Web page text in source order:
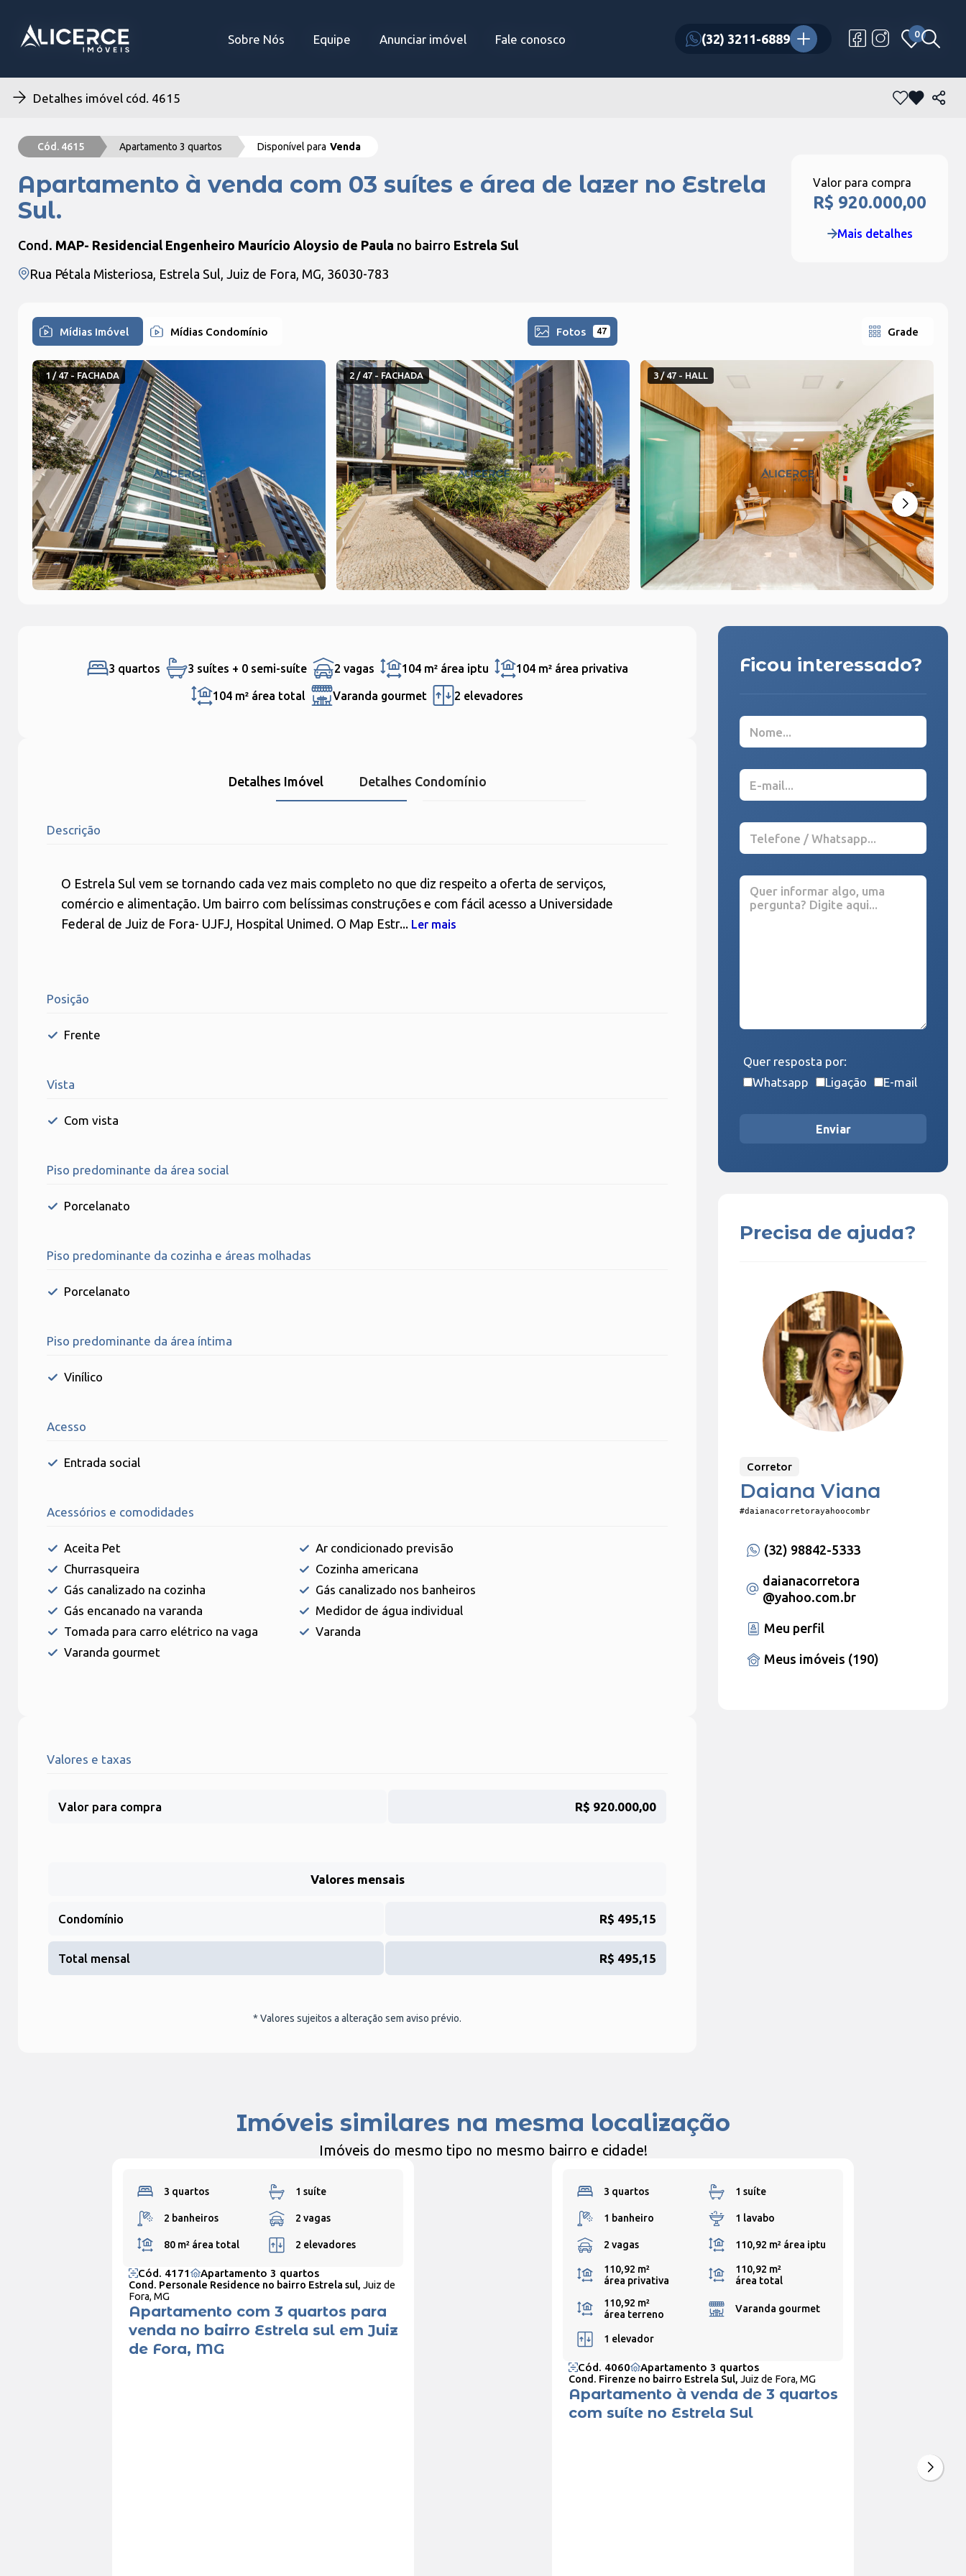
Sobre Nós Equipe Anunciar imóvel Fale conosco (32) 3211-6889 0
Sobre Nós Equipe Anunciar imóvel Fale conosco (32) 3211-6889 0
Detalhes imóvel cód. 4615
Cód. 4615 Apartamento 3 quartos Disponível para Venda
Apartamento à venda com 03 suítes e área de lazer no Estrela
Sul.
Cond. MAP- Residencial Engenheiro Maurício Aloysio de Paula no bairro Estrela Sul
Rua Pétala Misteriosa, Estrela Sul, Juiz de Fora, MG, 36030-783
Valor para compra
R$ 920.000,00
Mais detalhes
Mídias Imóvel Mídias Condomínio Fotos 47 Grade
1 / 47 - FACHADA 2 / 47 - FACHADA 3 / 47 - HALL
3 quartos 3 suítes + 0 semi-suíte 2 vagas 104 m² área iptu 104 m² área privativa
104 m² área total Varanda gourmet 2 elevadores
Detalhes Imóvel Detalhes Condomínio
Descrição
O Estrela Sul vem se tornando cada vez mais completo no que diz respeito a oferta de serviços,
comércio e alimentação. Um bairro com belíssimas construções e com fácil acesso a Universidade
Federal de Juiz de Fora- UJFJ, Hospital Unimed. O Map Estr... Ler mais
Posição
Frente
Vista
Com vista
Piso predominante da área social
Porcelanato
Piso predominante da cozinha e áreas molhadas
Porcelanato
Piso predominante da área íntima
Vinílico
Acesso
Entrada social
Acessórios e comodidades
Aceita Pet
Ar condicionado previsão
Churrasqueira
Cozinha americana
Gás canalizado na cozinha
Gás canalizado nos banheiros
Gás encanado na varanda
Medidor de água individual
Tomada para carro elétrico na vaga
Varanda
Varanda gourmet
Valores e taxas
Valor para compra R$ 920.000,00
Valores mensais
Condomínio R$ 495,15
Total mensal R$ 495,15
* Valores sujeitos a alteração sem aviso prévio.
Ficou interessado?
Quer resposta por:
Whatsapp
Ligação E-mail
Enviar
Precisa de ajuda?
Corretor
Daiana Viana
#daianacorretorayahoocombr
(32) 98842-5333
daianacorretora
@yahoo.com.br
Meu perfil
Meus imóveis (190)
Imóveis similares na mesma localização
Imóveis do mesmo tipo no mesmo bairro e cidade!
3 quartos 1 suíte
2 banheiros 2 vagas
80 m² área total 2 elevadores
Cód. 4171 Apartamento 3 quartos
Cond. Personale Residence no bairro Estrela sul, Juiz de
Fora, MG
Apartamento com 3 quartos para
venda no bairro Estrela sul em Juiz
de Fora, MG
3 quartos 1 suíte
1 banheiro 1 lavabo
2 vagas 110,92 m² área iptu
110,92 m²
área privativa
110,92 m²
área total
110,92 m²
área terreno
Varanda gourmet
1 elevador
Cód. 4060 Apartamento 3 quartos
Cond. Firenze no bairro Estrela Sul, Juiz de Fora, MG
Apartamento à venda de 3 quartos
com suíte no Estrela Sul